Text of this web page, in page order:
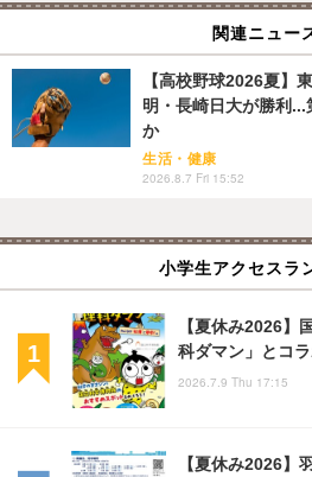
関連ニュー
【高校野球2026夏】
明・長崎日大が勝利
か
生活・健康
2026.8.7 Fri 15:52
小学生アクセスラ
【夏休み2026】
科ダマン」とコ
2026.7.9 Thu 17:15
【夏休み2026】